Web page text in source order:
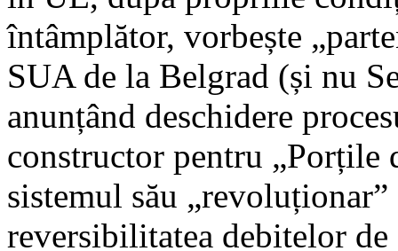
întâmplător, vorbește
SUA de la Belgrad (și nu
anunțând deschidere
constructor pentru
sistemul său
reversibilitatea debitelor